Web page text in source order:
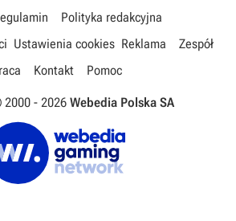
Polityka redakcyjna
Ustawienia cookies Reklama
Zespół
Kontakt Pomoc
2000 - 2026 Webedia Polska SA